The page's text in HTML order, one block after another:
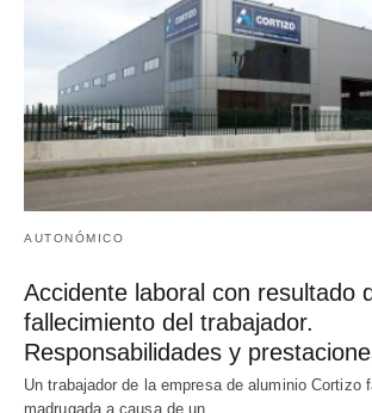
AUTONÓMICO
Accidente laboral con resultado
fallecimiento del trabajador.
Responsabilidades y
Un trabajador de la empresa de aluminio Cortizo
madrugada a causa de un…